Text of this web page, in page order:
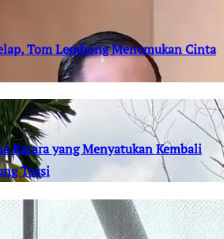
Tom Lembong Menemukan Cinta
Karara yang Menyatukan Kembali
Tossi